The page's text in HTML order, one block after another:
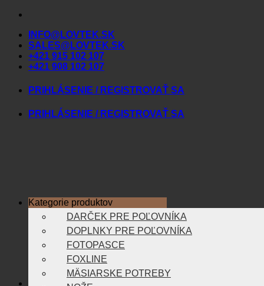
Skip
contentINFO@LOVTEK.SK
SALES@LOVTEK.SK
+421 915 102 107
+421 908 102 107
PRIHLÁSENIE / REGISTROVAŤ SA
PRIHLÁSENIE / REGISTROVAŤ SA
Kategorie produktov
DARČEK PRE POĽOVNÍKA
DOPLNKY PRE POĽOVNÍKA
FOTOPASCE
FOXLINE
MÄSIARSKE POTREBY
NOŽE
OBRANNÉ PROSTRIEDKY